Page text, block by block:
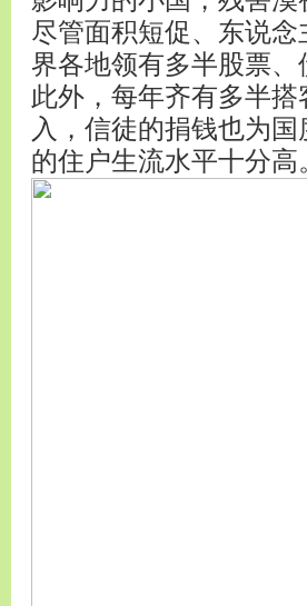
尽管面积短促、东说
界各地领有多半股票
此外，每年齐有多半
入，信徒的捐钱也为
的住户生流水平十分高